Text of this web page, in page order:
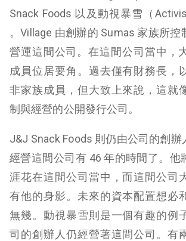
Snack Foods 以及動視暴雪（
。Village 由創辦的 Sumas 家族所控
營運這間公司。在這間公司當中，
成員位居要角。過去僅有財務長，
非家族成員，但大致上來說，這就
制與經營的公開發行公司。
J&J Snack Foods 則仍由公司的創辦
經營這間公司有 46 年的時間了。他
涯花在這間公司當中，而這間公司
有他的身影。未來的資本配置想必
無幾。動視暴雪則是一個有趣的例
司的創辦人仍經營著這間公司。有